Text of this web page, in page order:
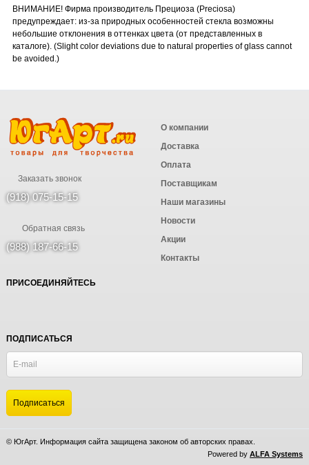
ВНИМАНИЕ! Фирма производитель Прециоза (Preciosa)
предупреждает: из-за природных особенностей стекла возможны
небольшие отклонения в оттенках цвета (от представленных в
каталоге). (Slight color deviations due to natural properties of glass cannot
be avoided.)
Заказать звонок
(918) 075-15-15
Обратная связь
(988) 187-66-15
О компании
Доставка
Оплата
Поставщикам
Наши магазины
Новости
Акции
Контакты
ПРИСОЕДИНЯЙТЕСЬ
ПОДПИСАТЬСЯ
© ЮгАрт. Информация сайта защищена законом об авторских правах.
Powered by ALFA Systems